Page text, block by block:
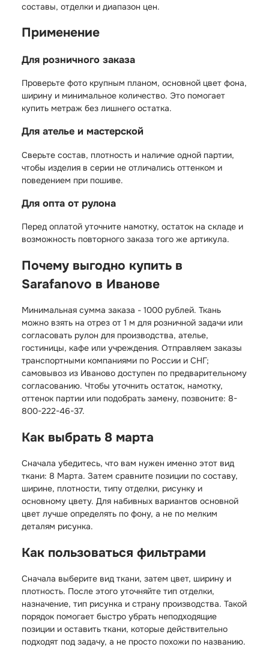
составы, отделки и диапазон цен.
Применение
Для розничного заказа
Проверьте фото крупным планом, основной цвет фона,
ширину и минимальное количество. Это помогает
купить метраж без лишнего остатка.
Для ателье и мастерской
Сверьте состав, плотность и наличие одной партии,
чтобы изделия в серии не отличались оттенком и
поведением при пошиве.
Для опта от рулона
Перед оплатой уточните намотку, остаток на складе и
возможность повторного заказа того же артикула.
Почему выгодно купить в
Sarafanovo в Иванове
Минимальная сумма заказа - 1000 рублей. Ткань
можно взять на отрез от 1 м для розничной задачи или
согласовать рулон для производства, ателье,
гостиницы, кафе или учреждения. Отправляем заказы
транспортными компаниями по России и СНГ;
самовывоз из Иваново доступен по предварительному
согласованию. Чтобы уточнить остаток, намотку,
оттенок партии или подобрать замену, позвоните: 8-
800-222-46-37.
Как выбрать 8 марта
Сначала убедитесь, что вам нужен именно этот вид
ткани: 8 Марта. Затем сравните позиции по составу,
ширине, плотности, типу отделки, рисунку и
основному цвету. Для набивных вариантов основной
цвет лучше определять по фону, а не по мелким
деталям рисунка.
Как пользоваться фильтрами
Сначала выберите вид ткани, затем цвет, ширину и
плотность. После этого уточняйте тип отделки,
назначение, тип рисунка и страну производства. Такой
порядок помогает быстро убрать неподходящие
позиции и оставить ткани, которые действительно
подходят под задачу, а не просто похожи по названию.